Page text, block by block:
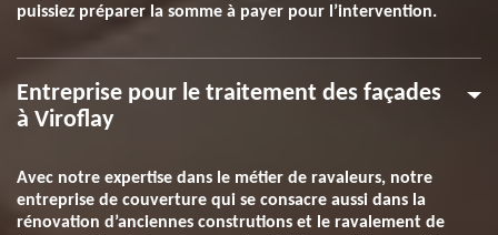
puissiez préparer la somme à payer pour l’intervention.
Entreprise pour le traitement des façades
à Viroflay
Avec notre expertise dans le métier de ravaleurs, notre
entreprise de couverture qui se consacre aussi dans la
rénovation d’anciennes construtions et le ravalement de